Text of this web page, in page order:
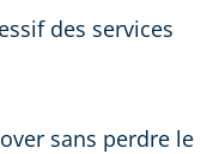
des services
sans perdre le